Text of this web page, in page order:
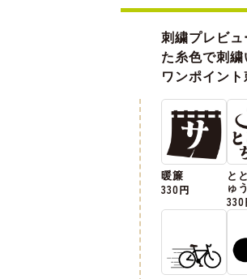
刺繍プレビ
た糸色で刺繍
ワンポイント
暖簾
330円
と
ゅう
330